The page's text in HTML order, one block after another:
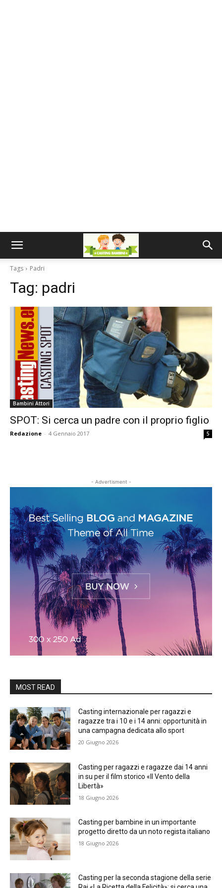
Tags Padri
Tag: padri
Bambini Attori
SPOT: Si cerca un padre con il proprio figlio
Redazione - 4 Gennaio 2017 5
- Advertisment -
MOST READ
Casting internazionale per ragazzi e
ragazze tra i 10 e i 14 anni: opportunità in
una campagna dedicata allo sport
20 Giugno 2026
Casting per ragazzi e ragazze dai 14 anni
in su per il film storico «Il Vento della
Libertà»
18 Giugno 2026
Casting per bambine in un importante
progetto diretto da un noto regista italiano
18 Giugno 2026
Casting per la seconda stagione della serie